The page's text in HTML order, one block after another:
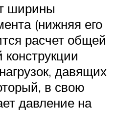
ширины
(нижняя его
расчет общей
давящих
в свою
давление на